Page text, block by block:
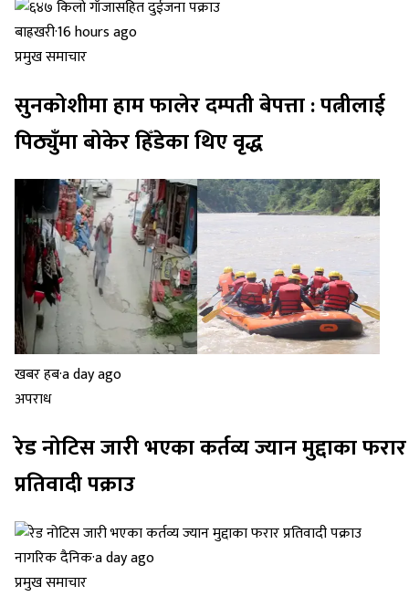
बाह्रखरी·16 hours ago
प्रमुख समाचार
सुनकोशीमा हाम फालेर दम्पती बेपत्ता : पत्नीलाई
पिठ्युँमा बोकेर हिँडेका थिए वृद्ध
खबर हब·a day ago
अपराध
रेड नोटिस जारी भएका कर्तव्य ज्यान मुद्दाका फरार
प्रतिवादी पक्राउ
नागरिक दैनिक·a day ago
प्रमुख समाचार